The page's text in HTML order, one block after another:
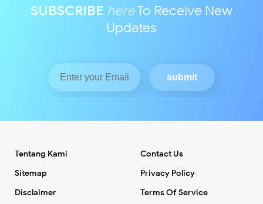
SUBSCRIBE hereTo Receive New
Updates
Tentang Kami
Contact Us
Sitemap
Privacy Policy
Disclaimer
Terms Of Service